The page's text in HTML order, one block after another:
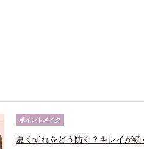
ポイントメイク
夏くずれをどう防ぐ？キレイが